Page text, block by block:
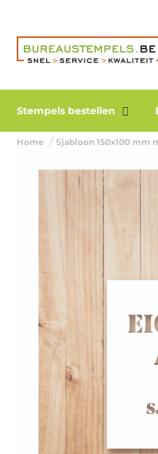
Stempels bestellen
Home Sjabloon 150x100